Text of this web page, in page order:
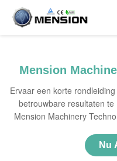
Mension
Ervaar een korte
betrouwbare resultaten
Mension Machinery
krimpmachines in Azië is
R&D-processen,
Nu